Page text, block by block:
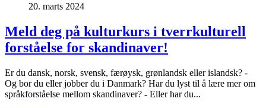
20. marts 2024
Meld deg på kulturkurs i tverrkulturell
forståelse for skandinaver!
Er du dansk, norsk, svensk, færøysk, grønlandsk eller islandsk? -
Og bor du eller jobber du i Danmark? Har du lyst til å lære mer om
språkforståelse mellom skandinaver? - Eller har du...